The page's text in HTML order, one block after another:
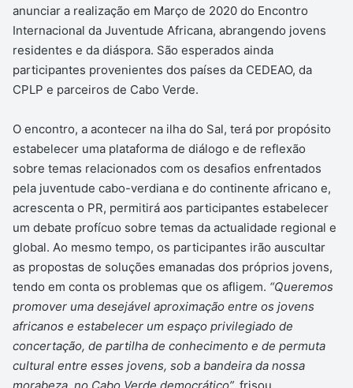
anunciar a realização em Março de 2020 do Encontro
Internacional da Juventude Africana, abrangendo jovens
residentes e da diáspora. São esperados ainda
participantes provenientes dos países da CEDEAO, da
CPLP e parceiros de Cabo Verde.
O encontro, a acontecer na ilha do Sal, terá por propósito
estabelecer uma plataforma de diálogo e de reflexão
sobre temas relacionados com os desafios enfrentados
pela juventude cabo-verdiana e do continente africano e,
acrescenta o PR, permitirá aos participantes estabelecer
um debate profícuo sobre temas da actualidade regional e
global. Ao mesmo tempo, os participantes irão auscultar
as propostas de soluções emanadas dos próprios jovens,
tendo em conta os problemas que os afligem. “Queremos
promover uma desejável aproximação entre os jovens
africanos e estabelecer um espaço privilegiado de
concertação, de partilha de conhecimento e de permuta
cultural entre esses jovens, sob a bandeira da nossa